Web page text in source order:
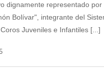
dignamente representado por
Bolívar", integrante del
Juveniles e Infantiles [...]